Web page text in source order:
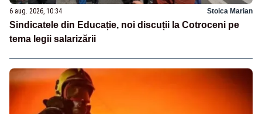
6 aug. 2026, 10:34 Stoica Marian
Sindicatele din Educație, noi discuții la Cotroceni pe
tema legii salarizării